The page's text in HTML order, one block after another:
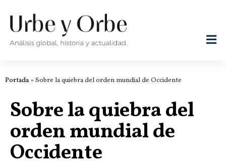
Portada » Sobre la quiebra del orden mundial de Occidente
Sobre la quiebra del
orden mundial de
Occidente